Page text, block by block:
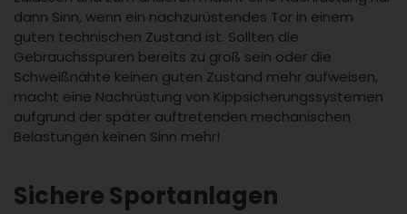
dann Sinn, wenn ein nachzurüstendes Tor in einem
guten technischen Zustand ist. Sollten die
Gebrauchsspuren bereits zu groß sein oder die
Schweißnähte keinen guten Zustand mehr aufweisen,
macht eine Nachrüstung von Kippsicherungssystemen
aufgrund der später auftretenden mechanischen
Belastungen keinen Sinn mehr!
Sichere Sportanlagen